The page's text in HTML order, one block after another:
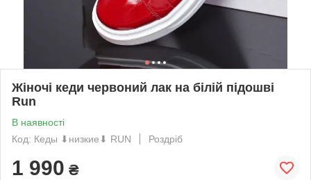
Жіночі кеди червоний лак на білій підошві
Run
В наявності
Код: Кеды ⬇низкие⬇ RUN
Роздріб
1 990 ₴